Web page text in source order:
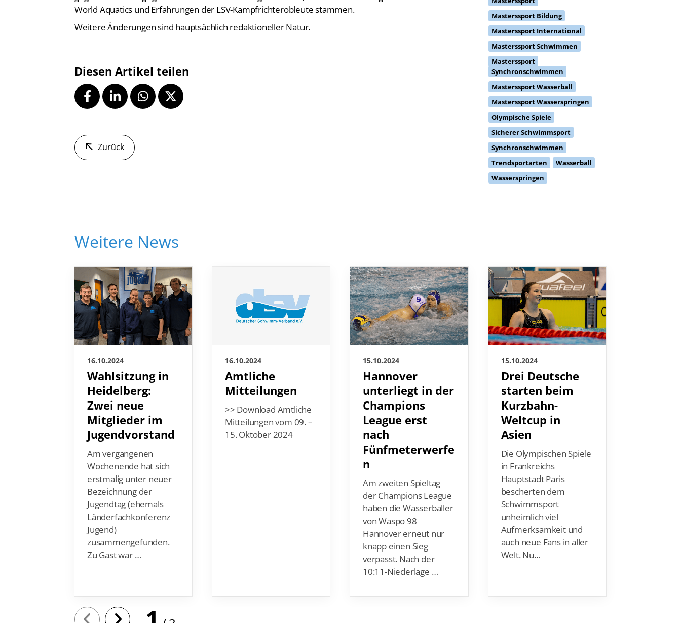
Weitere Änderungen sind hauptsächlich redaktioneller Natur.
Zurück
Masterssport Bildung
Masterssport International
Masterssport Schwimmen
Masterssport
Synchronschwimmen
Masterssport Wasserball
Masterssport Wasserspringen
Olympische Spiele
Sicherer Schwimmsport
Synchronschwimmen
Trendsportarten
Wasserball
Wasserspringen
Weitere News
Wahlsitzung in
Heidelberg:
Zwei neue
Mitglieder im
Jugendvorstand
Am vergangenen
Wochenende hat sich
erstmalig unter neuer
Bezeichnung der
Jugendtag (ehemals
Länderfachkonferenz
Jugend)
zusammengefunden.
Zu Gast war …
Amtliche
Mitteilungen
>> Download Amtliche
Mitteilungen vom 09. –
15. Oktober 2024
Hannover
unterliegt in der
Champions
League erst
nach
Fünfmeterwerfe
n
Am zweiten Spieltag
der Champions League
haben die Wasserballer
von Waspo 98
Hannover erneut nur
knapp einen Sieg
verpasst. Nach der
10:11-Niederlage …
Drei Deutsche
starten beim
Kurzbahn-
Weltcup in
Asien
Die Olympischen Spiele
in Frankreichs
Hauptstadt Paris
bescherten dem
Schwimmsport
unheimlich viel
Aufmerksamkeit und
auch neue Fans in aller
Welt. Nu…
1